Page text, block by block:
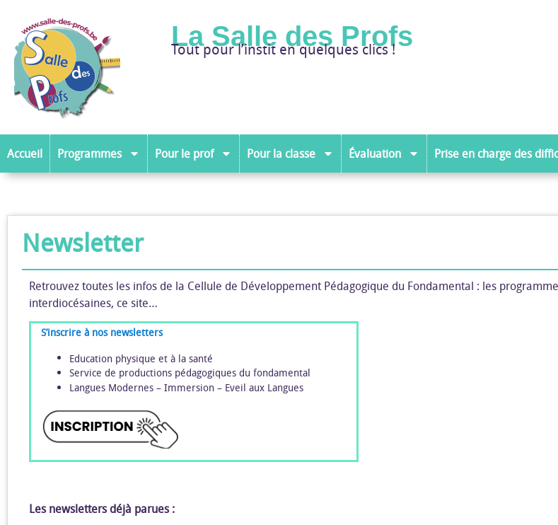
La Salle des Profs
Tout pour l’instit en quelques clics !
Accueil Programmes Pour le prof Pour la classe Évaluation Prise en charge des
Newsletter
Retrouvez toutes les infos de la Cellule de Développement Pédagogique du Fondamental : les
interdiocésaines, ce site…
S’inscrire à nos newsletters
Education physique et à la santé
Service de productions pédagogiques du fondamental
Langues Modernes – Immersion – Eveil aux Langues
Les newsletters déjà parues :